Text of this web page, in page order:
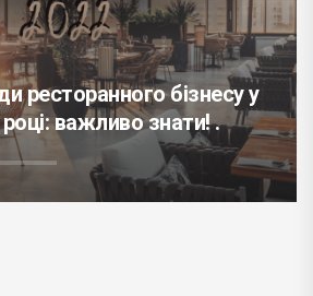
ресторанного бізнесу у
важливо знати! .